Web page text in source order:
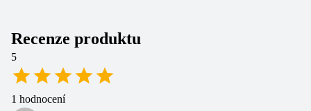
Recenze produktu
5
1 hodnocení